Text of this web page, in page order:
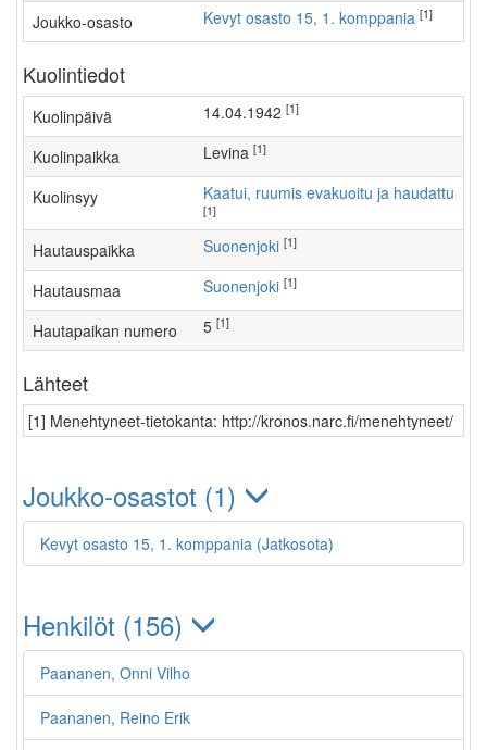
Joukko-osasto Kevyt osasto 15, 1. komppania [1]
Kuolintiedot
Kuolinpäivä 14.04.1942 [1]
Kuolinpaikka Levina [1]
Kuolinsyy Kaatui, ruumis evakuoitu ja haudattu
[1]
Hautauspaikka Suonenjoki [1]
Hautausmaa Suonenjoki [1]
Hautapaikan numero [1]
Lähteet
[1] Menehtyneet-tietokanta: http://kronos.narc.fi/menehtyneet/
Joukko-osastot (1)
Kevyt osasto 15, 1. komppania (Jatkosota)
Henkilöt (156)
Paananen, Onni Vilho
Paananen, Reino Erik